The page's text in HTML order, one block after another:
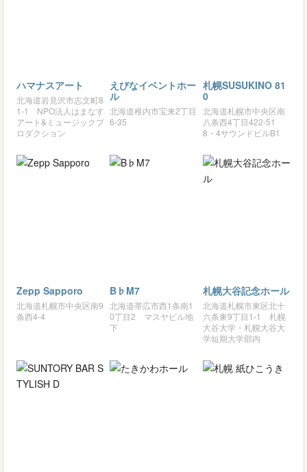
ハマナスアート
北海道岩見沢市志文町8
1-1 NPO法人はまなす
アート&ミュージックプ
ロダクション
えびなイベントホー
ル
北海道稚内市宝来2丁目
6-35
札幌SUSUKINO 81
0
北海道札幌市中央区南
八条西4丁目422-51
8・4サウンドビルB1
Zepp Sapporo
北海道札幌市中央区南9
条西4-4
B♭M7
北海道帯広市西1条南1
0丁目2 マスヤビル地
下
札幌大谷記念ホール
北海道札幌市東区北十
六条東9丁目1-1 札幌
大谷大学・札幌大谷大
学短期大学部内